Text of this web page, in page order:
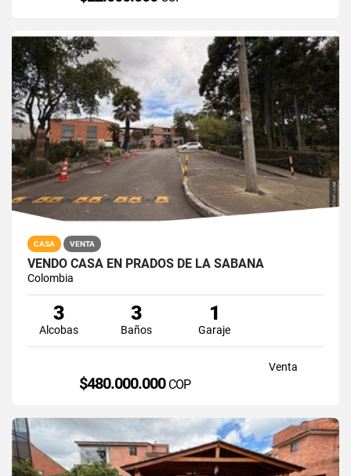
CASA VENTA
VENDO CASA EN PRADOS DE LA SABANA
Colombia
3
Alcobas
3
Baños
1
Garaje
Venta
$480.000.000 COP